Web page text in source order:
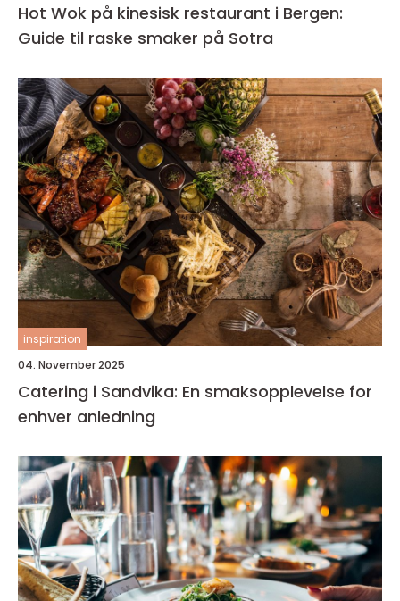
Hot Wok på kinesisk restaurant i Bergen:
Guide til raske smaker på Sotra
inspiration
04. November 2025
Catering i Sandvika: En smaksopplevelse for
enhver anledning